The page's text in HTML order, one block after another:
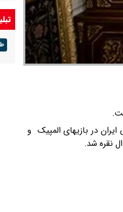
ایران در بازیهای المپیک و